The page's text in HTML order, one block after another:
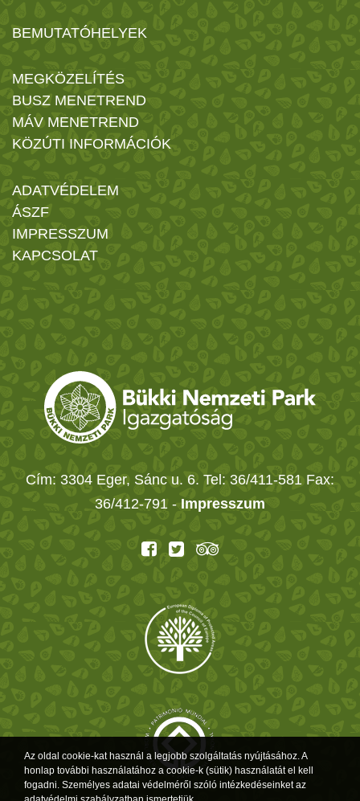
BEMUTATÓHELYEK
MEGKÖZELÍTÉS
BUSZ MENETREND
MÁV MENETREND
KÖZÚTI INFORMÁCIÓK
ADATVÉDELEM
ÁSZF
IMPRESSZUM
KAPCSOLAT
Cím: 3304 Eger, Sánc u. 6. Tel: 36/411-581 Fax:
36/412-791 - Impresszum
Az oldal cookie-kat használ a legjobb szolgáltatás nyújtásához. A
honlap további használatához a cookie-k (sütik) használatát el kell
fogadni. Személyes adatai védelméről szóló intézkedéseinket az